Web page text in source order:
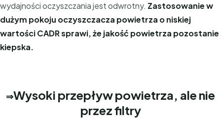
wydajności oczyszczania jest odwrotny. Zastosowanie w
dużym pokoju oczyszczacza powietrza o niskiej
wartości CADR sprawi, że jakość powietrza pozostanie
kiepska.
⇒Wysoki przepływ powietrza, ale nie
przez filtry